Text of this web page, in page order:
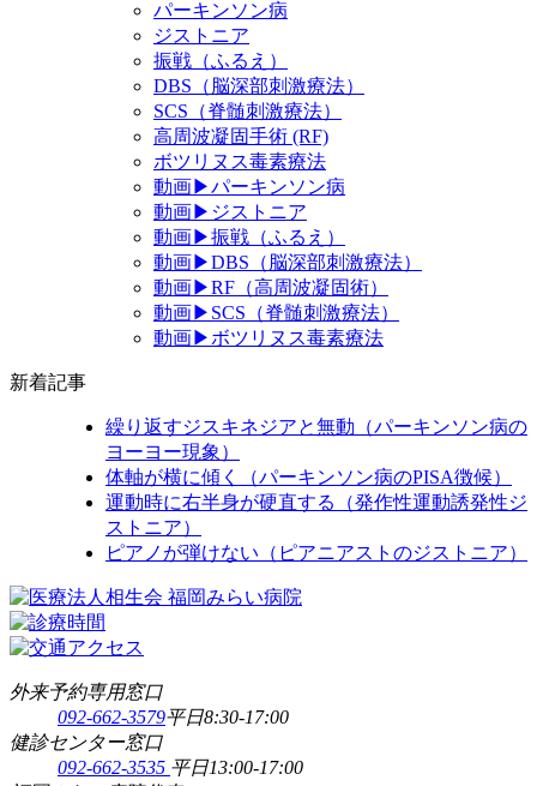
パーキンソン病
ジストニア
振戦（ふるえ）
DBS（脳深部刺激療法）
SCS（脊髄刺激療法）
高周波凝固手術 (RF)
ボツリヌス毒素療法
動画▶パーキンソン病
動画▶ジストニア
動画▶振戦（ふるえ）
動画▶DBS（脳深部刺激療法）
動画▶RF（高周波凝固術）
動画▶SCS（脊髄刺激療法）
動画▶ボツリヌス毒素療法
新着記事
繰り返すジスキネジアと無動（パーキンソン病の
ヨーヨー現象）
体軸が横に傾く（パーキンソン病のPISA徴候）
運動時に右半身が硬直する（発作性運動誘発性ジ
ストニア）
ピアノが弾けない（ピアニアストのジストニア）
外来予約専用窓口
092-662-3579平日8:30-17:00
健診センター窓口
092-662-3535 平日13:00-17:00